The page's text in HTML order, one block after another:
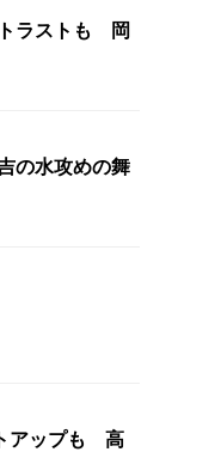
ラストも 岡
の水攻めの舞
アップも 高